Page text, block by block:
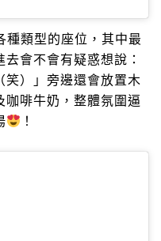
種類型的座位，其中最
會不會有疑惑想說：
笑）」旁邊還會放置木
啡牛奶，整體氛圍逼
！